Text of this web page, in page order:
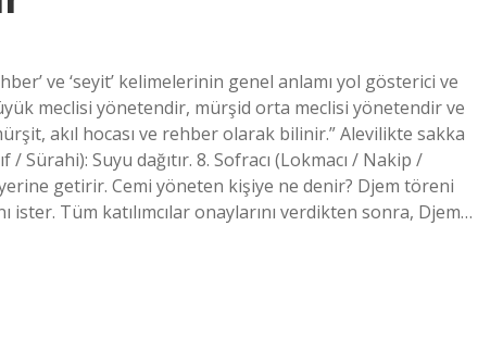
ve ‘seyit’ kelimelerinin genel anlamı yol gösterici ve
meclisi yönetendir, mürşid orta meclisi yönetendir ve
akıl hocası ve rehber olarak bilinir.” Alevilikte sakka
Sürahi): Suyu dağıtır. 8. Sofracı (Lokmacı / Nakip /
getirir. Cemi yöneten kişiye ne denir? Djem töreni
ister. Tüm katılımcılar onaylarını verdikten sonra, Djem…